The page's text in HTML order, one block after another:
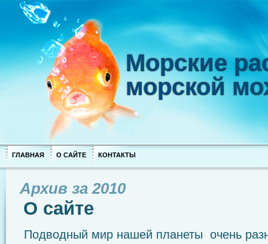
Морские
морской
ГЛАВНАЯ О САЙТЕ КОНТАКТЫ
Архив за 2010
О сайте
Подводный мир нашей планеты очень